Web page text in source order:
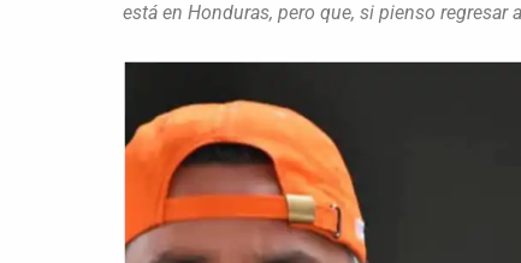
está en Honduras, pero que, si pienso regresar